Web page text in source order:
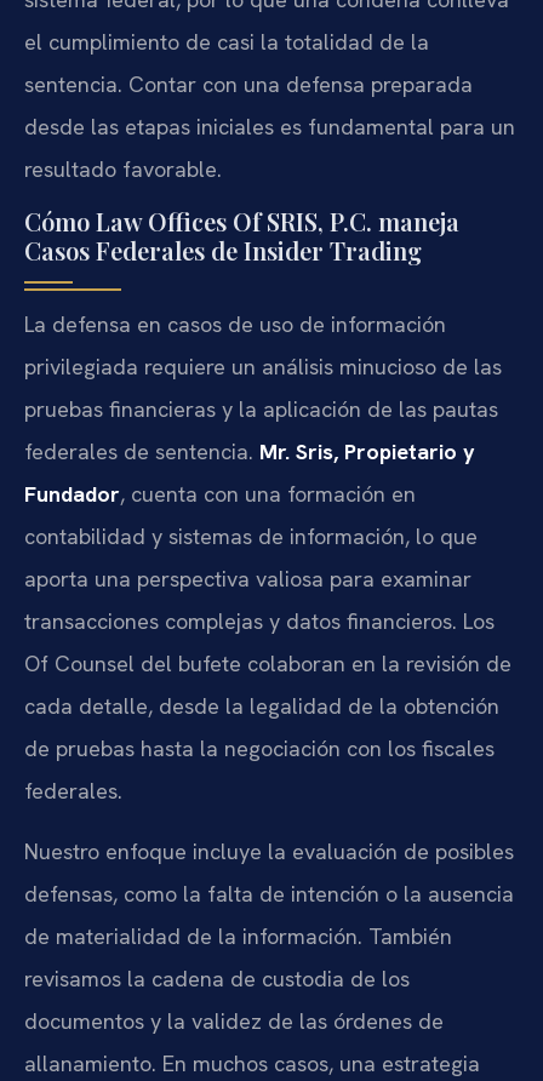
el cumplimiento de casi la totalidad de la
sentencia. Contar con una defensa preparada
desde las etapas iniciales es fundamental para un
resultado favorable.
Cómo Law Offices Of SRIS, P.C. maneja
Casos Federales de Insider Trading
La defensa en casos de uso de información
privilegiada requiere un análisis minucioso de las
pruebas financieras y la aplicación de las pautas
federales de sentencia. Mr. Sris, Propietario y
Fundador, cuenta con una formación en
contabilidad y sistemas de información, lo que
aporta una perspectiva valiosa para examinar
transacciones complejas y datos financieros. Los
Of Counsel del bufete colaboran en la revisión de
cada detalle, desde la legalidad de la obtención
de pruebas hasta la negociación con los fiscales
federales.
Nuestro enfoque incluye la evaluación de posibles
defensas, como la falta de intención o la ausencia
de materialidad de la información. También
revisamos la cadena de custodia de los
documentos y la validez de las órdenes de
allanamiento. En muchos casos, una estrategia